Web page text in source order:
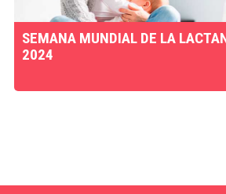
SEMANA MUNDIAL DE LA
2024